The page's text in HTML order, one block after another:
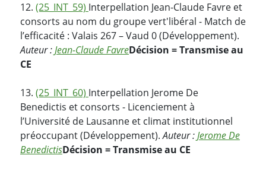
12. (25_INT_59) Interpellation Jean-Claude Favre et
consorts au nom du groupe vert'libéral - Match de
l’efficacité : Valais 267 – Vaud 0 (Développement).
Auteur :Jean-Claude FavreDécision = Transmise au
CE
13. (25_INT_60) Interpellation Jerome De
Benedictis et consorts - Licenciement à
l’Université de Lausanne et climat institutionnel
préoccupant (Développement).Auteur :Jerome De
BenedictisDécision = Transmise au CE